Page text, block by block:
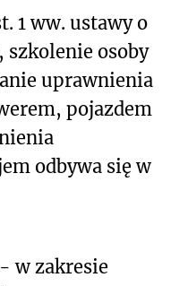
1 ww. ustawy o
osoby
uprawnienia
pojazdem
odbywa się w
w zakresie